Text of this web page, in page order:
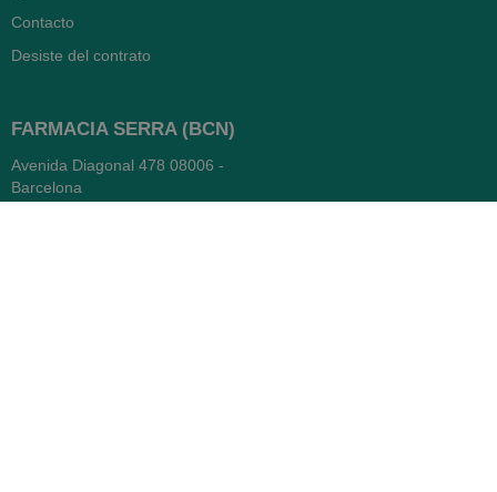
Contacto
Desiste del contrato
FARMACIA SERRA (BCN)
Avenida Diagonal 478 08006 -
Barcelona